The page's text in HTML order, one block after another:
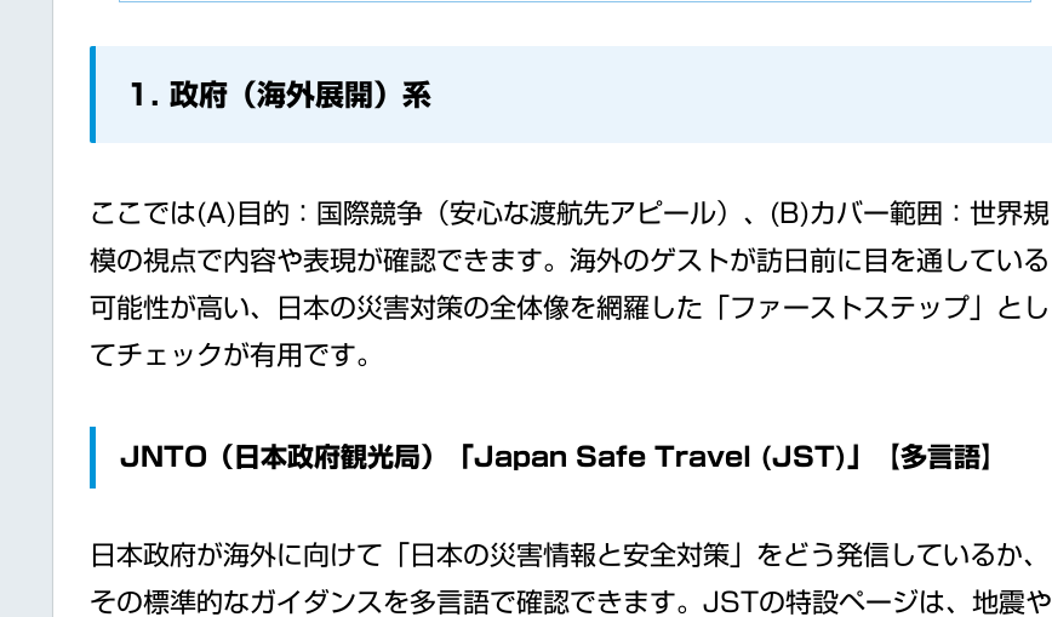
1. 政府（海外展開）系
ここでは(A)目的：国際競争（安心な渡航先アピール）、(B)カバー範囲：世界規
模の視点で内容や表現が確認できます。海外のゲストが訪日前に目を通している
可能性が高い、日本の災害対策の全体像を網羅した「ファーストステップ」とし
てチェックが有用です。
JNTO（日本政府観光局）「Japan Safe Travel (JST)」【多言語】
日本政府が海外に向けて「日本の災害情報と安全対策」をどう発信しているか、
その標準的なガイダンスを多言語で確認できます。JSTの特設ページは、地震や